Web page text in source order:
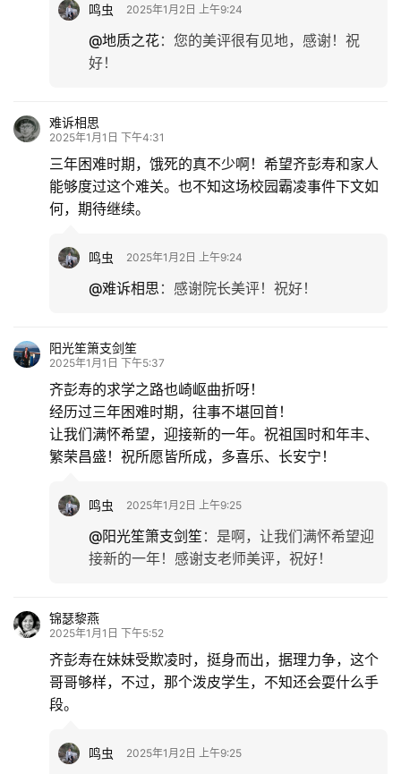
鸣虫 2025年1月2日 上午9:24
@地质之花： 您的美评很有见地，感谢！祝
好！
难诉相思
2025年1月1日 下午4:31
三年困难时期，饿死的真不少啊！希望齐彭寿和家人
能够度过这个难关。也不知这场校园霸凌事件下文如
何，期待继续。
鸣虫 2025年1月2日 上午9:24
@难诉相思 ： 感谢院长美评！祝好！
阳光笙箫支剑笙
2025年1月1日 下午5:37
齐彭寿的求学之路也崎岖曲折呀！
经历过三年困难时期，往事不堪回首！
让我们满怀希望，迎接新的一年。祝祖国时和年丰、
繁荣昌盛！祝所愿皆所成，多喜乐、长安宁！
鸣虫 2025年1月2日 上午9:25
@阳光笙箫支剑笙 ： 是啊，让我们满怀希望迎
接新的一年！感谢支老师美评，祝好！
锦瑟黎燕
2025年1月1日 下午5:52
齐彭寿在妹妹受欺凌时，挺身而出，据理力争，这个
哥哥够样，不过，那个泼皮学生，不知还会耍什么手
段。
鸣虫 2025年1月2日 上午9:25